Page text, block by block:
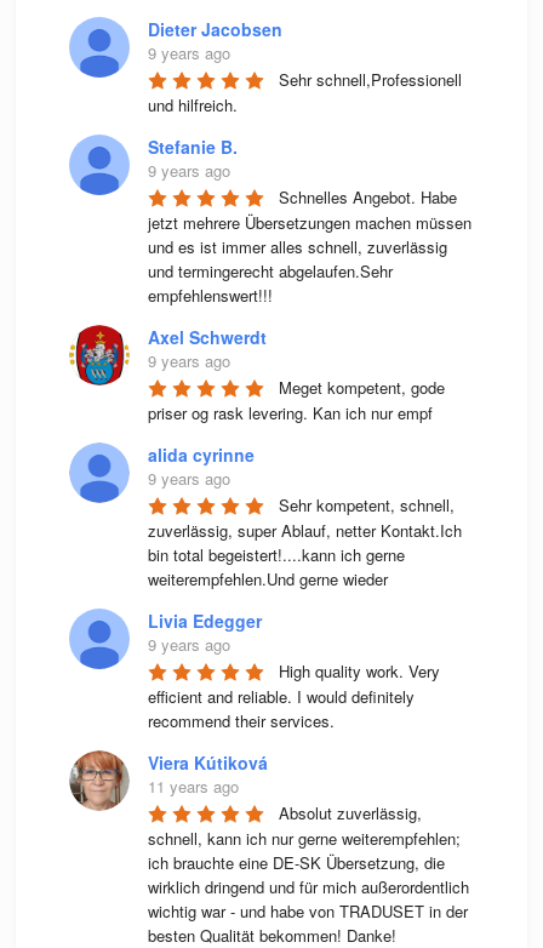
Dieter Jacobsen
9 years ago
Sehr schnell,Professionell
und hilfreich.
Stefanie B.
9 years ago
Schnelles Angebot. Habe
jetzt mehrere Übersetzungen machen müssen
und es ist immer alles schnell, zuverlässig
und termingerecht abgelaufen.Sehr
empfehlenswert!!!
Axel Schwerdt
9 years ago
Meget kompetent, gode
priser og rask levering. Kan ich nur empf
alida cyrinne
9 years ago
Sehr kompetent, schnell,
zuverlässig, super Ablauf, netter Kontakt.Ich
bin total begeistert!....kann ich gerne
weiterempfehlen.Und gerne wieder
Livia Edegger
9 years ago
High quality work. Very
efficient and reliable. I would definitely
recommend their services.
Viera Kútiková
11 years ago
Absolut zuverlässig,
schnell, kann ich nur gerne weiterempfehlen;
ich brauchte eine DE-SK Übersetzung, die
wirklich dringend und für mich außerordentlich
wichtig war - und habe von TRADUSET in der
besten Qualität bekommen! Danke!